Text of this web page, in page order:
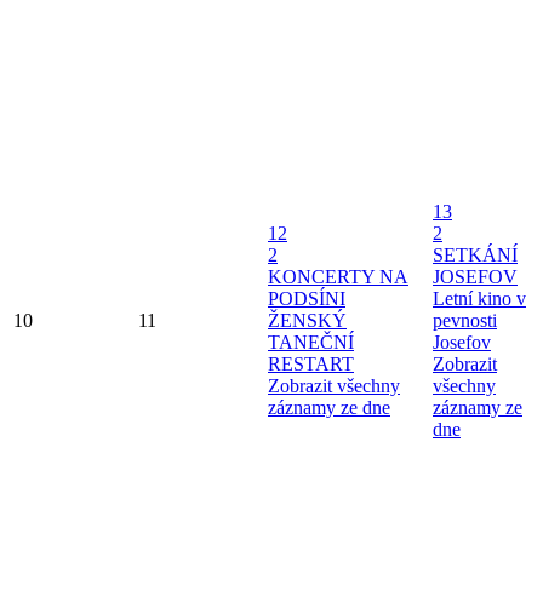
10 11
12
2
KONCERTY NA
PODSÍNI
ŽENSKÝ
TANEČNÍ
RESTART
Zobrazit všechny
záznamy ze dne
13
2
SETKÁNÍ
JOSEFOV
Letní kino v
pevnosti
Josefov
Zobrazit
všechny
záznamy ze
dne